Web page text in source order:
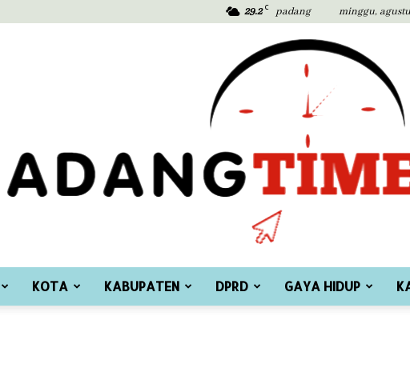
29.2 C padang minggu,
KOTA KABUPATEN DPRD GAYA HIDUP